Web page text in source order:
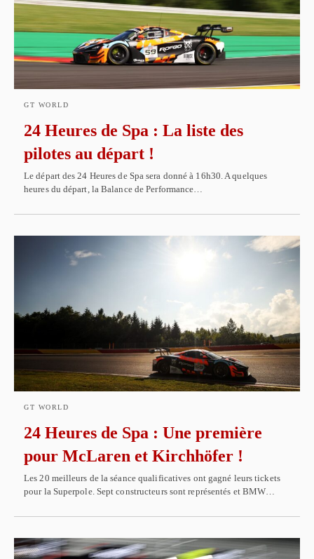
GT WORLD
24 Heures de Spa : La liste des
pilotes au départ !
Le départ des 24 Heures de Spa sera donné à 16h30. A quelques
heures du départ, la Balance de Performance…
GT WORLD
24 Heures de Spa : Une première
pour McLaren et Kirchhöfer !
Les 20 meilleurs de la séance qualificatives ont gagné leurs tickets
pour la Superpole. Sept constructeurs sont représentés et BMW…